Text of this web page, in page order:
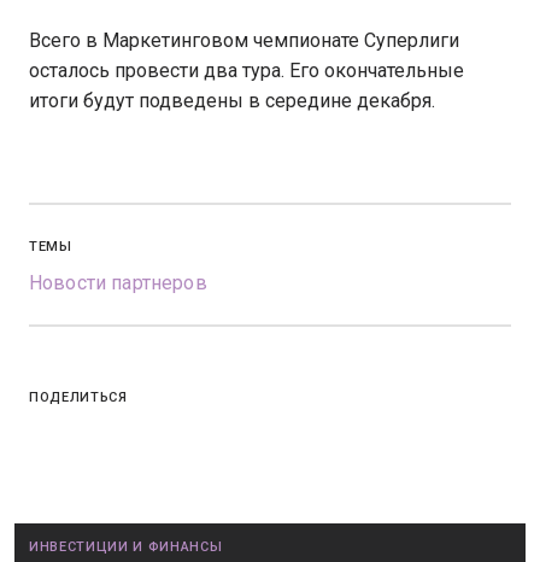
Всего в Маркетинговом чемпионате Суперлиги
осталось провести два тура. Его окончательные
итоги будут подведены в середине декабря.
ТЕМЫ
Новости партнеров
ПОДЕЛИТЬСЯ
ИНВЕСТИЦИИ И ФИНАНСЫ